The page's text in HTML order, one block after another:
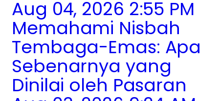
Aug 04, 2026 2:55 PM
Memahami Nisbah
Tembaga-Emas: Apa
Sebenarnya yang
Dinilai oleh Pasaran